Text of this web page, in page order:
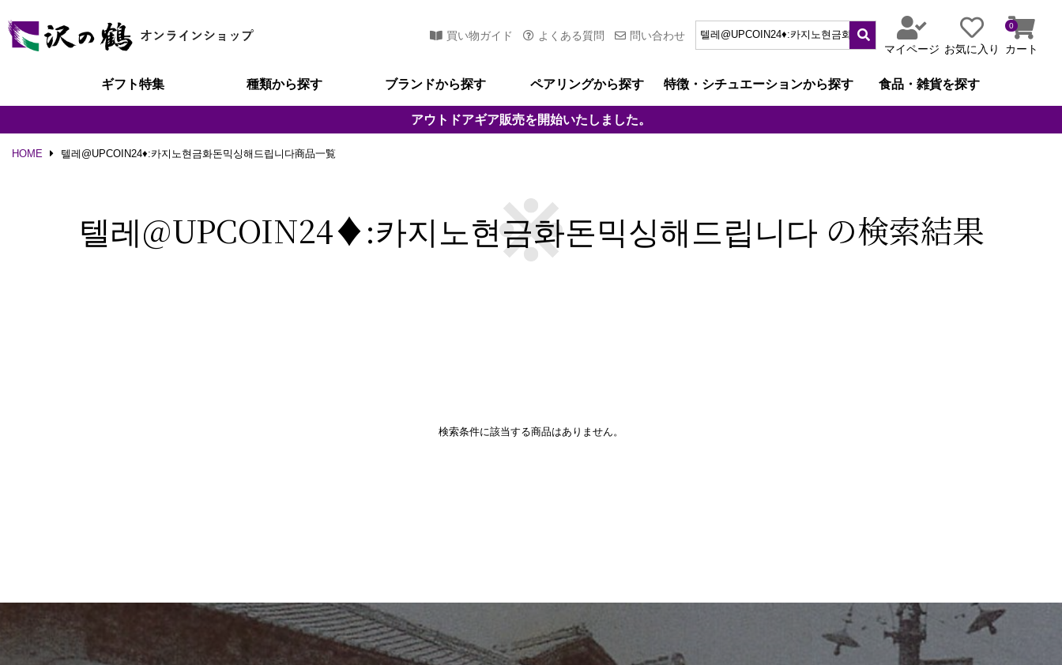
買い物ガイド よくある質問
問い合わせ
マイページ お気に入り
0
カート
ギフト特集 種類から探す ブランドから探す ペアリングから探す 特徴・シチュエーションから探す 食品・雑貨を探す
アウトドアギア販売を開始いたしました。
HOME 텔레@UPCOIN24♦:카지노현금화돈믹싱해드립니다商品一覧
텔레@UPCOIN24♦:카지노현금화돈믹싱해드립니다 の検索結果
検索条件に該当する商品はありません。